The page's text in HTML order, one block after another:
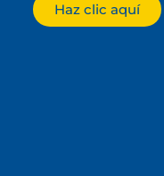
Haz clic aquí